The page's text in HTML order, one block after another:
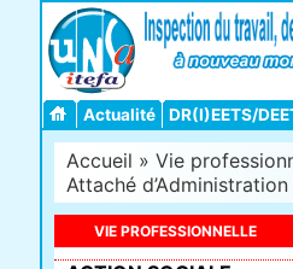
Actualité DR(I)EETS/
Accueil » Vie
Attaché
VIE PROFESSIONNELLE